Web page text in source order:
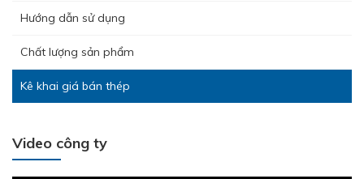
Hướng dẫn sử dụng
Chất lượng sản phẩm
Kê khai giá bán thép
Video công ty
Lễ kết nạp Đảng viên mới – Chi bộ Kỹ Thuật – Chất Lượng